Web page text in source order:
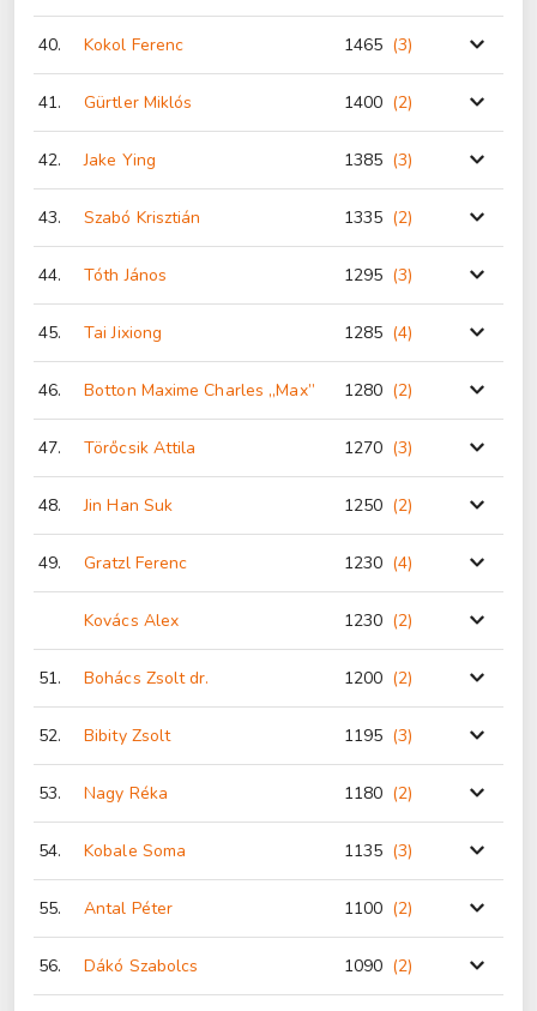
40. Kokol Ferenc 1465 (3)
41. Gürtler Miklós 1400 (2)
42. Jake Ying 1385 (3)
43. Szabó Krisztián 1335 (2)
44. Tóth János 1295 (3)
45. Tai Jixiong 1285 (4)
46. Botton Maxime Charles „Max” 1280 (2)
47. Törőcsik Attila 1270 (3)
48. Jin Han Suk 1250 (2)
49. Gratzl Ferenc 1230 (4)
Kovács Alex 1230 (2)
51. Bohács Zsolt dr. 1200 (2)
52. Bibity Zsolt 1195 (3)
53. Nagy Réka 1180 (2)
54. Kobale Soma 1135 (3)
55. Antal Péter 1100 (2)
56. Dákó Szabolcs 1090 (2)